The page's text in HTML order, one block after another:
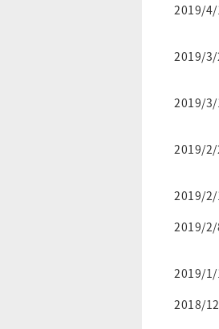
2019/4/
2019/3/
2019/3/
2019/2/
2019/2/
2019/2/
2019/1/
2018/